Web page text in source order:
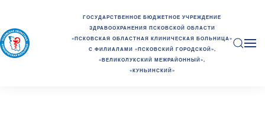
ГОСУДАРСТВЕННОЕ БЮДЖЕТНОЕ УЧРЕЖДЕНИЕ
ЗДРАВООХРАНЕНИЯ ПСКОВСКОЙ ОБЛАСТИ
«ПСКОВСКАЯ ОБЛАСТНАЯ КЛИНИЧЕСКАЯ БОЛЬНИЦА»
С ФИЛИАЛАМИ «ПСКОВСКИЙ ГОРОДСКОЙ»,
«ВЕЛИКОЛУКСКИЙ МЕЖРАЙОННЫЙ»,
«КУНЬИНСКИЙ»